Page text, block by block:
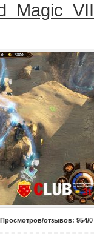
Magic
отзывов: 954/0